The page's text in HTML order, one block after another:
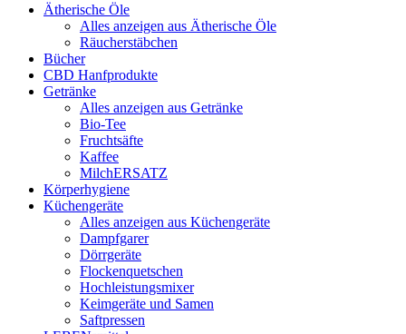
Ätherische Öle
Alles anzeigen aus Ätherische Öle
Räucherstäbchen
Bücher
CBD Hanfprodukte
Getränke
Alles anzeigen aus Getränke
Bio-Tee
Fruchtsäfte
Kaffee
MilchERSATZ
Körperhygiene
Küchengeräte
Alles anzeigen aus Küchengeräte
Dampfgarer
Dörrgeräte
Flockenquetschen
Hochleistungsmixer
Keimgeräte und Samen
Saftpressen